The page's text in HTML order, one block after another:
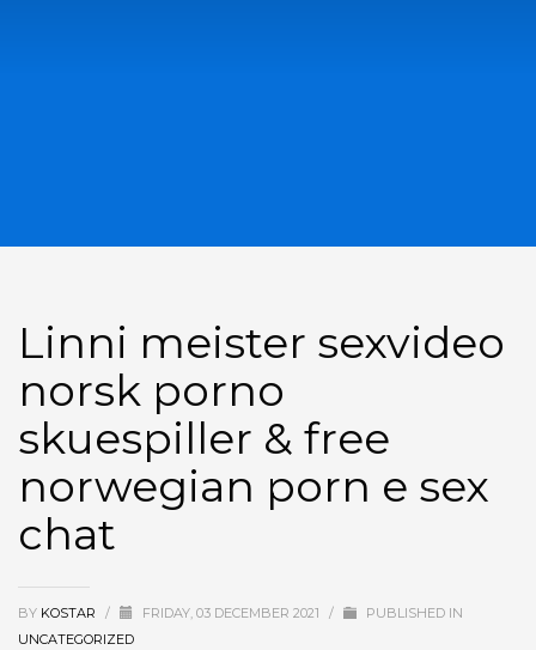
Linni meister sexvideo
norsk porno
skuespiller & free
norwegian porn e sex
chat
BY KOSTAR / FRIDAY, 03 DECEMBER 2021 /
PUBLISHED IN
UNCATEGORIZED